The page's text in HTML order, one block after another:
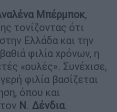
Μπέρμποκ,
τονίζοντας ότι
Ελλάδα και την
φιλία χρόνων, η
«ουλές». Συνέχισε,
φιλία βασίζεται
όπου και
Ν. Δένδια.